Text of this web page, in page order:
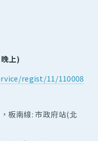
上)
regist/11/110008
板南線: 市政府站(北